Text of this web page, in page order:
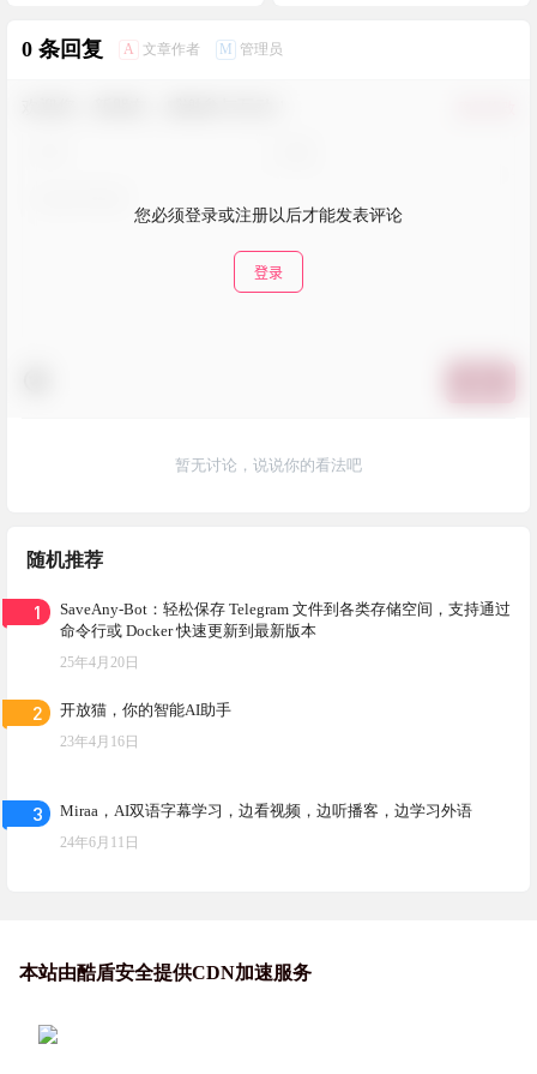
0 条回复 A 文章作者 M 管理员
您必须登录或注册以后才能发表评论
登录
暂无讨论，说说你的看法吧
随机推荐
1
SaveAny-Bot：轻松保存 Telegram 文件到各类存储空间，支持通过
命令行或 Docker 快速更新到最新版本
25年4月20日
2 开放猫，你的智能AI助手
23年4月16日
3 Miraa，AI双语字幕学习，边看视频，边听播客，边学习外语
24年6月11日
本站由酷盾安全提供CDN加速服务